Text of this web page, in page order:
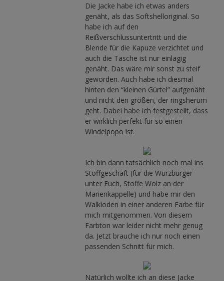
Die Jacke habe ich etwas anders
genäht, als das Softshelloriginal. So
habe ich auf den
Reißverschlussuntertritt und die
Blende für die Kapuze verzichtet und
auch die Tasche ist nur einlagig
genäht. Das wäre mir sonst zu steif
geworden. Auch habe ich diesmal
hinten den “kleinen Gürtel” aufgenäht
und nicht den großen, der ringsherum
geht. Dabei habe ich festgestellt, dass
er wirklich perfekt für so einen
Windelpopo ist.
Ich bin dann tatsächlich noch mal ins
Stoffgeschäft (für die Würzburger
unter Euch, Stoffe Wolz an der
Marienkappelle) und habe mir den
Walkloden in einer anderen Farbe für
mich mitgenommen. Von diesem
Farbton war leider nicht mehr genug
da. Jetzt brauche ich nur noch einen
passenden Schnitt für mich.
Natürlich wollte ich an diese Jacke